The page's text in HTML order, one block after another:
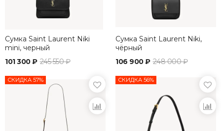
Сумка Saint Laurent Niki
mini, черный
101 300 ₽ 245 550 ₽
Сумка Saint Laurent Niki,
чёрный
106 900 ₽ 248 000 ₽
СКИДКА 57% СКИДКА 56%